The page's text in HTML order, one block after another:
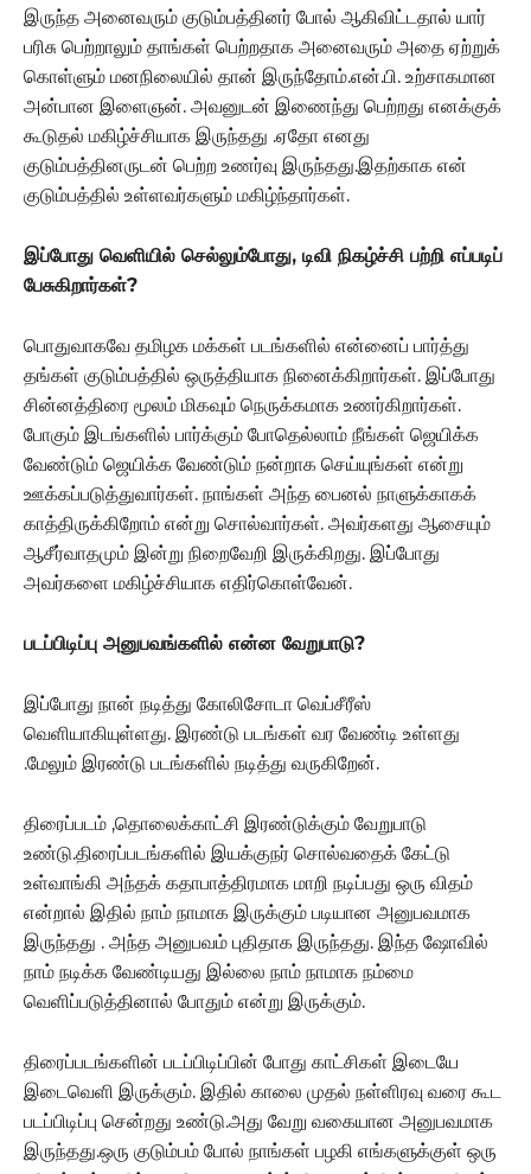
இருந்த அனைவரும் குடும்பத்தினர் போல் ஆகிவிட்டதால் யார்
பரிசு பெற்றாலும் தாங்கள் பெற்றதாக அனைவரும் அதை ஏற்றுக்
கொள்ளும் மனநிலையில் தான் இருந்தோம்.என்.பி. உற்சாகமான
அன்பான இளைஞன். அவனுடன் இணைந்து பெற்றது எனக்குக்
கூடுதல் மகிழ்ச்சியாக இருந்தது .ஏதோ எனது
குடும்பத்தினருடன் பெற்ற உணர்வு இருந்தது.இதற்காக என்
குடும்பத்தில் உள்ளவர்களும் மகிழ்ந்தார்கள்.
இப்போது வெளியில் செல்லும்போது, டிவி நிகழ்ச்சி பற்றி எப்படிப்
பேசுகிறார்கள்?
பொதுவாகவே தமிழக மக்கள் படங்களில் என்னைப் பார்த்து
தங்கள் குடும்பத்தில் ஒருத்தியாக நினைக்கிறார்கள். இப்போது
சின்னத்திரை மூலம் மிகவும் நெருக்கமாக உணர்கிறார்கள்.
போகும் இடங்களில் பார்க்கும் போதெல்லாம் நீங்கள் ஜெயிக்க
வேண்டும் ஜெயிக்க வேண்டும் நன்றாக செய்யுங்கள் என்று
ஊக்கப்படுத்துவார்கள். நாங்கள் அந்த பைனல் நாளுக்காகக்
காத்திருக்கிறோம் என்று சொல்வார்கள். அவர்களது ஆசையும்
ஆசீர்வாதமும் இன்று நிறைவேறி இருக்கிறது. இப்போது
அவர்களை மகிழ்ச்சியாக எதிர்கொள்வேன்.
படப்பிடிப்பு அனுபவங்களில் என்ன வேறுபாடு?
இப்போது நான் நடித்து கோலிசோடா வெப்சீரீஸ்
வெளியாகியுள்ளது. இரண்டு படங்கள் வர வேண்டி உள்ளது
.மேலும் இரண்டு படங்களில் நடித்து வருகிறேன்.
திரைப்படம் ,தொலைக்காட்சி இரண்டுக்கும் வேறுபாடு
உண்டு.திரைப்படங்களில் இயக்குநர் சொல்வதைக் கேட்டு
உள்வாங்கி அந்தக் கதாபாத்திரமாக மாறி நடிப்பது ஒரு விதம்
என்றால் இதில் நாம் நாமாக இருக்கும் படியான அனுபவமாக
இருந்தது . அந்த அனுபவம் புதிதாக இருந்தது. இந்த ஷோவில்
நாம் நடிக்க வேண்டியது இல்லை நாம் நாமாக நம்மை
வெளிப்படுத்தினால் போதும் என்று இருக்கும்.
திரைப்படங்களின் படப்பிடிப்பின் போது காட்சிகள் இடையே
இடைவெளி இருக்கும். இதில் காலை முதல் நள்ளிரவு வரை கூட
படப்பிடிப்பு சென்றது உண்டு.அது வேறு வகையான அனுபவமாக
இருந்தது.ஒரு குடும்பம் போல் நாங்கள் பழகி எங்களுக்குள் ஒரு